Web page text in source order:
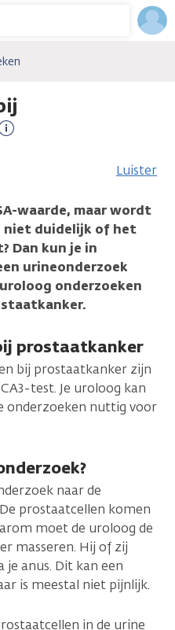
Luister
waarde, maar wordt
niet duidelijk of het
Dan kun je in
urineonderzoek
onderzoeken
prostaatkanker
bij prostaatkanker zijn
test. Je uroloog kan
onderzoeken nuttig voor
naar de
prostaatcellen komen
moet de uroloog de
masseren. Hij of zij
anus. Dit kan een
is meestal niet pijnlijk.
in de urine